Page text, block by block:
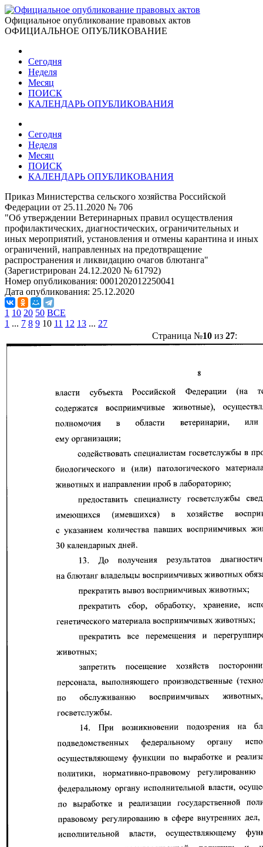
Официальное опубликование правовых актов
ОФИЦИАЛЬНОЕ ОПУБЛИКОВАНИЕ
Сегодня
Неделя
Месяц
ПОИСК
КАЛЕНДАРЬ ОПУБЛИКОВАНИЯ
Сегодня
Неделя
Месяц
ПОИСК
КАЛЕНДАРЬ ОПУБЛИКОВАНИЯ
Приказ Министерства сельского хозяйства Российской
Федерации от 25.11.2020 № 706
"Об утверждении Ветеринарных правил осуществления
профилактических, диагностических, ограничительных и
иных мероприятий, установления и отмены карантина и иных
ограничений, направленных на предотвращение
распространения и ликвидацию очагов блютанга"
(Зарегистрирован 24.12.2020 № 61792)
Номер опубликования: 0001202012250041
Дата опубликования: 25.12.2020
1 10 20 50 ВСЕ
1 ... 7 8 9 10 11 12 13 ... 27
Страница №10из 27: